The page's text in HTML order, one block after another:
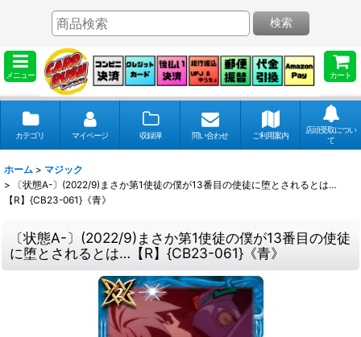
メニュー カート
検索
カテゴリ マイページ 収録弾 問い合わせ ご利用案内
店頭受取につい
て
ホーム > マジック
>
〔状態A-〕(2022/9)まさか第1使徒の僕が13番目の使徒に堕とされるとは…
【R】{CB23-061}《青》
〔状態A-〕(2022/9)まさか第1使徒の僕が13番目の使徒
に堕とされるとは…【R】{CB23-061}《青》